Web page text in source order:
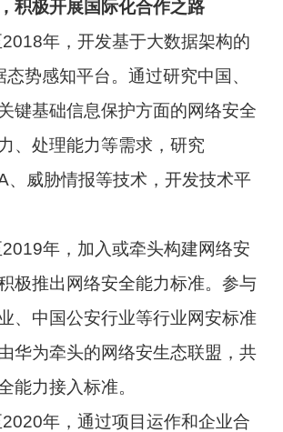
积极开展国际化合作之路
年，开发基于大数据架构的
势感知平台。通过研究中国、
键基础信息保护方面的网络安全
、处理能力等需求，研究
、威胁情报等技术，开发技术平
年，加入或牵头构建网络安
极推出网络安全能力标准。参与
、中国公安行业等行业网安标准
华为牵头的网络安生态联盟，共
能力接入标准。
年，通过项目运作和企业合